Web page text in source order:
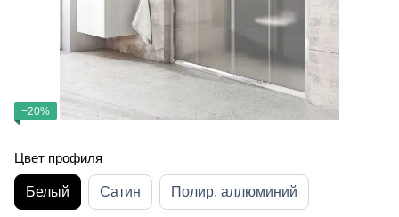
−20%
Цвет профиля
Белый Сатин Полир. аллюминий